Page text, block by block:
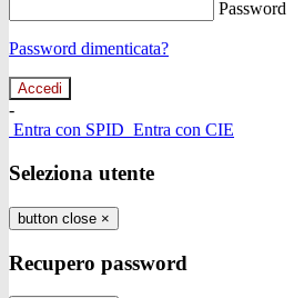
Password
Password dimenticata?
-
Entra con SPID Entra con CIE
Seleziona utente
button close ×
Recupero password